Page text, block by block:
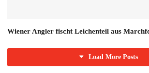
Wiener Angler fischt Leichenteil aus
Load More Posts